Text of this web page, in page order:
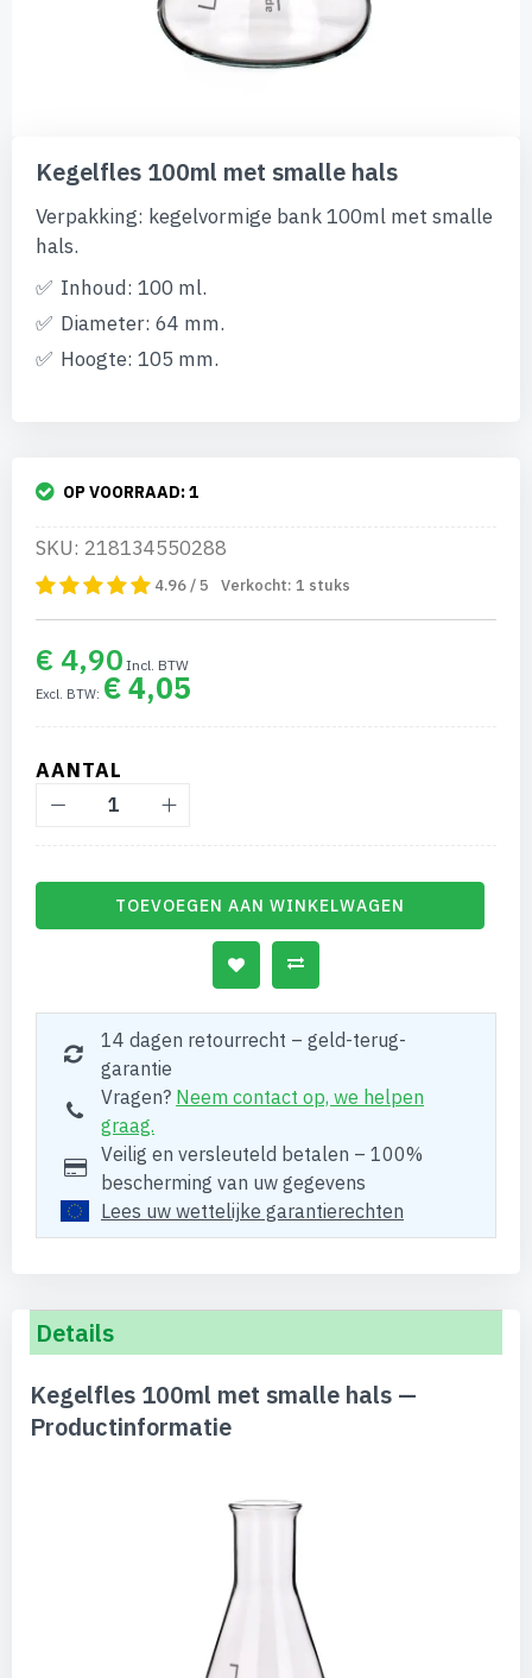
naar
begin
gallerij
Kegelfles 100ml met smalle hals
Verpakking: kegelvormige bank 100ml met smalle
hals.
Inhoud: 100 ml.
Diameter: 64 mm.
Hoogte: 105 mm.
OP VOORRAAD:1
SKU: 218134550288
4.96 / 5 Verkocht: 1 stuks
€ 4,90
€ 4,05
AANTAL
TOEVOEGEN AAN WINKELWAGEN
14 dagen retourrecht – geld-terug-
garantie
Vragen? Neem contact op, we helpen
graag.
Veilig en versleuteld betalen – 100%
bescherming van uw gegevens
Lees uw wettelijke garantierechten
Details
Kegelfles 100ml met smalle hals —
Productinformatie